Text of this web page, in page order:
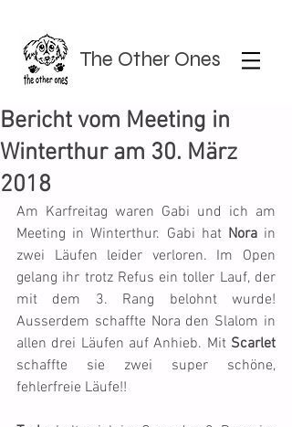
The Other Ones
Bericht vom Meeting in
Winterthur am 30. März
2018
Am Karfreitag waren Gabi und ich am
Meeting in Winterthur. Gabi hat Nora in
zwei Läufen leider verloren. Im Open
gelang ihr trotz Refus ein toller Lauf, der
mit dem 3. Rang belohnt wurde!
Ausserdem schaffte Nora den Slalom in
allen drei Läufen auf Anhieb. Mit Scarlet
schaffte sie zwei super schöne,
fehlerfreie Läufe!!